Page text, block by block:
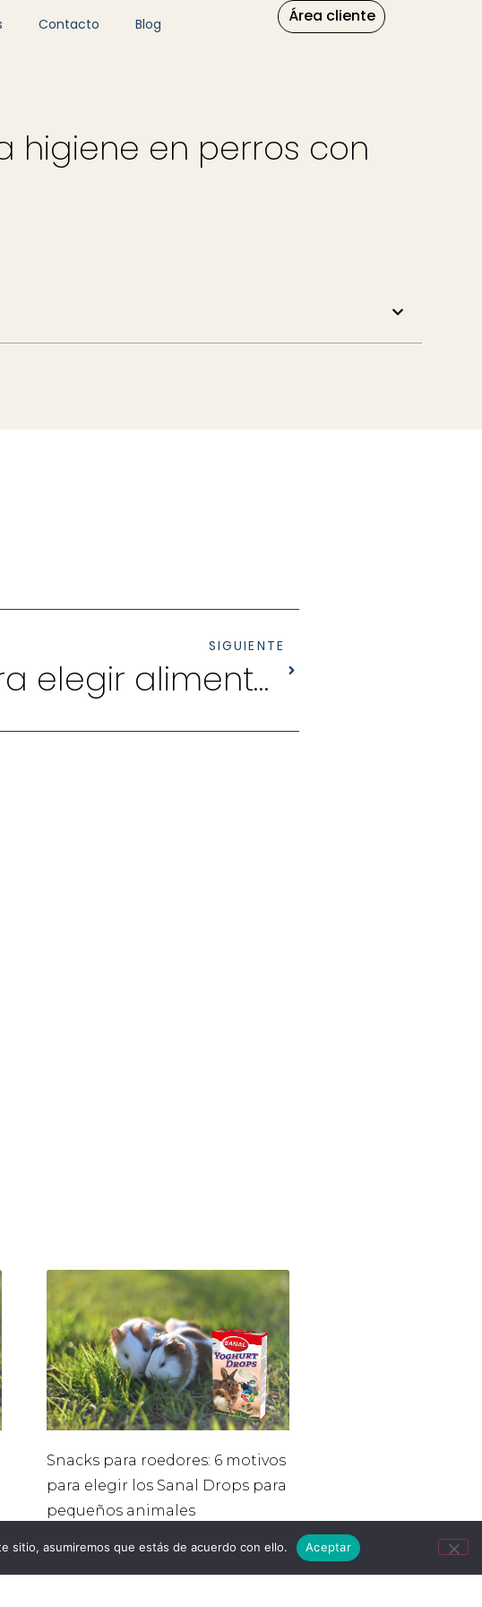
Contacto Blog Área cliente
higiene en perros con
SIGUIENTE
5 motivos para elegir alimento HFC para gatos
Snacks para roedores: 6 motivos
para elegir los Sanal Drops para
pequeños animales
sitio, asumiremos que estás de acuerdo con ello. Aceptar